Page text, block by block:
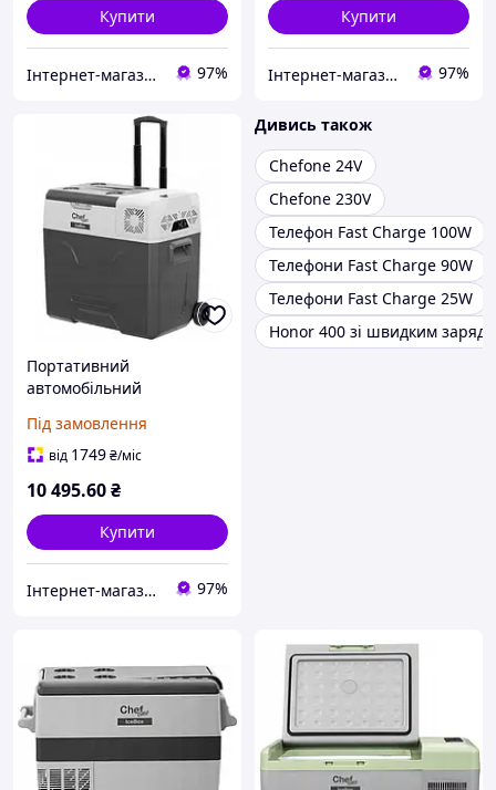
Купити
Інтернет-магазин якісних інструментів ''VERFO'' 97%
Купити
Інтернет-магазин якісних інструментів ''VERFO'' 97%
Портативний
автомобільний
морозильною камерою
ChefOne IceBox CX50 240V
Під замовлення
від 1749₴/міс
10 495.60₴
Купити
Інтернет-магазин якісних інструментів ''VERFO'' 97%
Дивись також
Chefone 24V
Chefone 230V
Телефон Fast Charge 100W
Телефони Fast Charge 90W
Телефони Fast Charge 25W
Honor 400 зі швидким